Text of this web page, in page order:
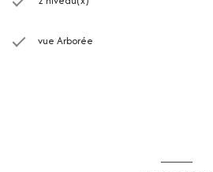
vue Arborée